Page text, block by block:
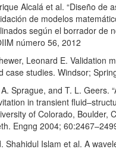
Alcalá et al. “Diseño de
de modelos
según el borrador de
número 56, 2012
Leonard E. Validation
case studies. Windsor;
Sprague, and T. L. Geers.
in transient
of Colorado, Boulder,
Engng 2004;
Shahidul Islam et al. A